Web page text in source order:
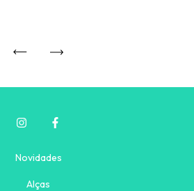
Novidades
Alças